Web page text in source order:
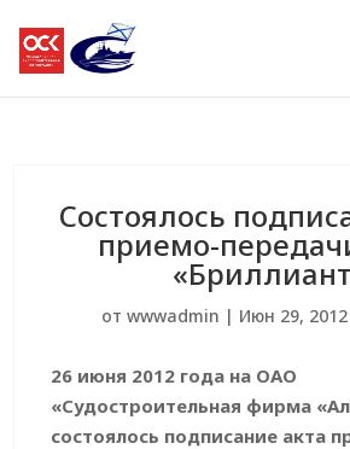
Состоялось
приемо-
от wwwadmin | Июн 29, 2012
26 июня 2012 года на ОАО
«Судостроительная фирма
состоялось подписание акта